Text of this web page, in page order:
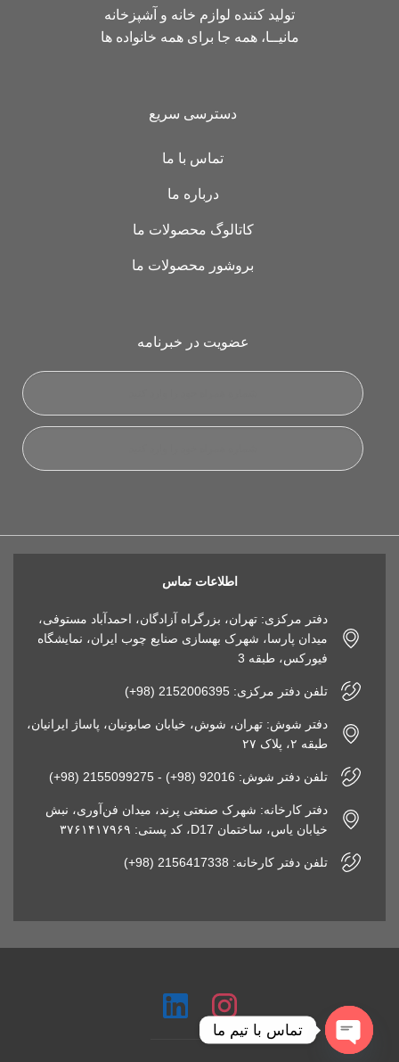
تولید کننده لوازم خانه و آشپزخانه
مانیــا، همه جا برای همه خانواده ها
دسترسی سریع
تماس با ما
درباره ما
کاتالوگ محصولات ما
بروشور محصولات ما
عضویت در خبرنامه
اطلاعات تماس
دفتر مرکزی: تهران، بزرگراه آزادگان، احمدآباد مستوفی،
میدان پارسا، شهرک بهسازی صنایع چوب ایران، نمایشگاه
فیورکس، طبقه 3
تلفن دفتر مرکزی: 2152006395 (98+)
دفتر شوش: تهران، شوش، خیابان صابونیان، پاساژ ایرانیان،
طبقه ۲، پلاک ۲۷
تلفن دفتر شوش: 92016 (98+) - 2155099275 (98+)
دفتر کارخانه: شهرک صنعتی پرند، میدان فن‌آوری، نبش
خیابان یاس، ساختمان D17، کد پستی: ۳۷۶۱۴۱۷۹۶۹
تلفن دفتر کارخانه: 2156417338 (98+)
تماس با تیم ما